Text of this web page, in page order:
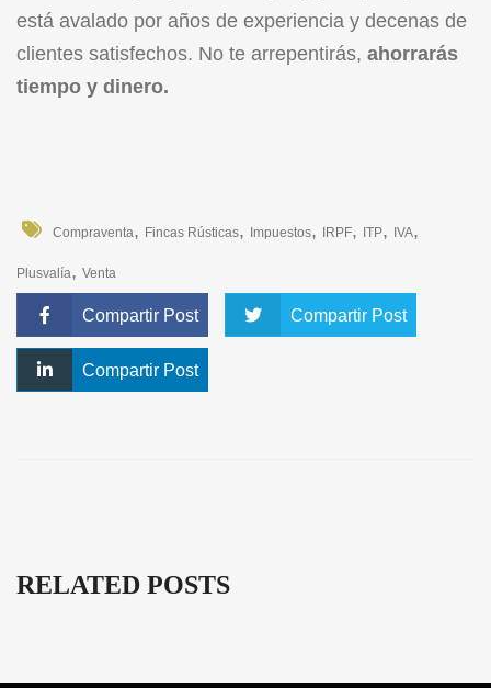
está avalado por años de experiencia y decenas de
clientes satisfechos. No te arrepentirás, ahorrarás
tiempo y dinero.
Compraventa, Fincas Rústicas, Impuestos, IRPF, ITP, IVA,
Plusvalía, Venta
Compartir Post Compartir Post
Compartir Post
RELATED POSTS